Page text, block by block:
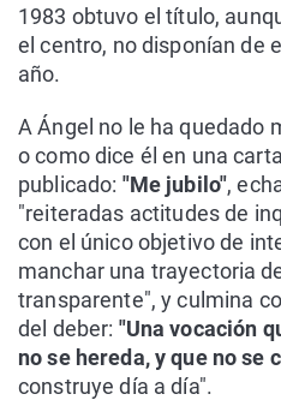
1983 obtuvo el título,
el centro, no disponían de
año.
A Ángel no le ha quedado
o como dice él en una
publicado: "Me jubilo",
"reiteradas actitudes de
con el único objetivo de
manchar una trayectoria
transparente", y culmina
del deber: "Una vocación
no se hereda, y que no se
construye día a día".